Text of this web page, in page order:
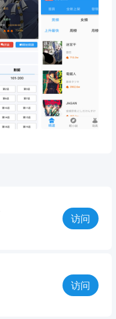
访问
访问